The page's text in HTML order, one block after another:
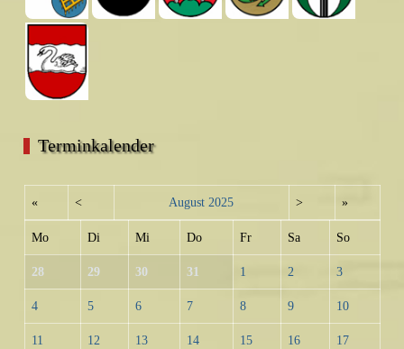
Terminkalender
« < August 2025 > »
Mo Di Mi Do Fr Sa So
28 29 30 31 1 2 3
4 5 6 7 8 9 10
11 12 13 14 15 16 17